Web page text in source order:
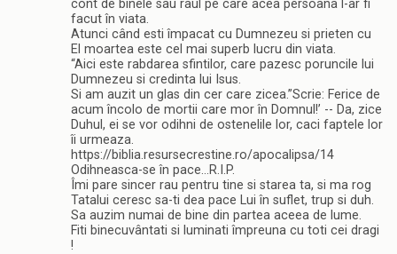
cont de binele sau raul pe care acea persoana l-ar fi
facut în viata.
Atunci când esti împacat cu Dumnezeu si prieten cu
El moartea este cel mai superb lucru din viata.
“Aici este rabdarea sfintilor, care pazesc poruncile lui
Dumnezeu si credinta lui Isus.
Si am auzit un glas din cer care zicea.”Scrie: Ferice de
acum încolo de mortii care mor în Domnul!’ -- Da, zice
Duhul, ei se vor odihni de ostenelile lor, caci faptele lor
îi urmeaza.
https://biblia.resursecrestine.ro/apocalipsa/14
Odihneasca-se în pace…R.I.P.
Îmi pare sincer rau pentru tine si starea ta, si ma rog
Tatalui ceresc sa-ti dea pace Lui în suflet, trup si duh.
Sa auzim numai de bine din partea aceea de lume.
Fiti binecuvântati si luminati împreuna cu toti cei dragi
!